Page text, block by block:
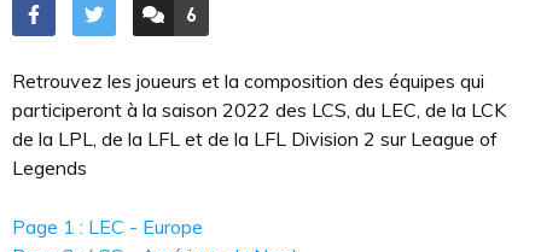
ACCÉDER AUX
6
COMMENTAIRES
Retrouvez les joueurs et la composition des équipes qui
participeront à la saison 2022 des LCS, du LEC, de la LCK
de la LPL, de la LFL et de la LFL Division 2 sur League of
Legends
Page 1 : LEC - Europe